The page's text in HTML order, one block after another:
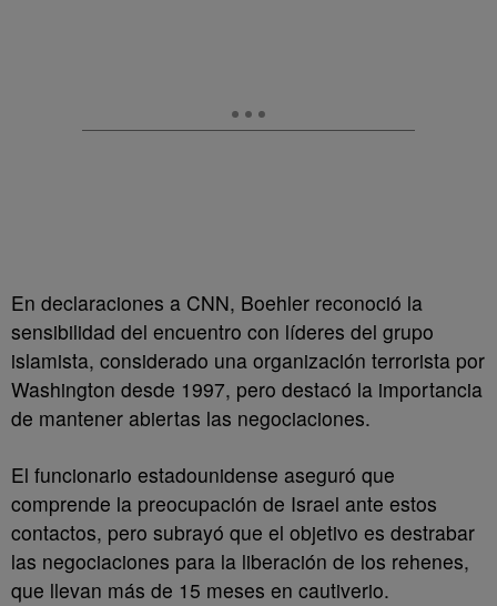
En declaraciones a CNN, Boehler reconoció la
sensibilidad del encuentro con líderes del grupo
islamista, considerado una organización terrorista por
Washington desde 1997, pero destacó la importancia
de mantener abiertas las negociaciones.
El funcionario estadounidense aseguró que
comprende la preocupación de Israel ante estos
contactos, pero subrayó que el objetivo es destrabar
las negociaciones para la liberación de los rehenes,
que llevan más de 15 meses en cautiverio.